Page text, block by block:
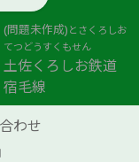
(問題未作成) とさくろしお
てつどうすくもせん
土佐くろしお鉄道
宿毛線
わせ